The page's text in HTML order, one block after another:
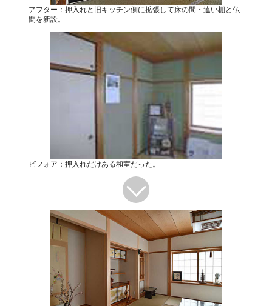
アフター：押入れと旧キッチン側に拡張して床の間・違い棚と仏
間を新設。
ビフォア：押入れだけある和室だった。